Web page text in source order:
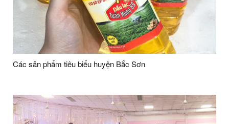
Các sản phẩm tiêu biểu huyện Bắc Sơn